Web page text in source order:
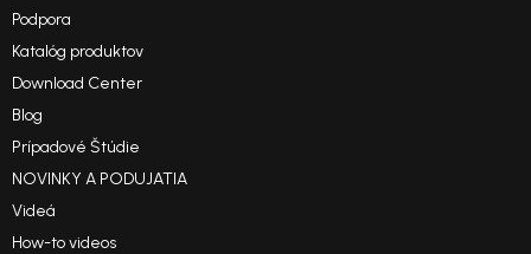
Podpora
Katalóg produktov
Download Center
Blog
Prípadové Štúdie
NOVINKY A PODUJATIA
Videá
How-to videos